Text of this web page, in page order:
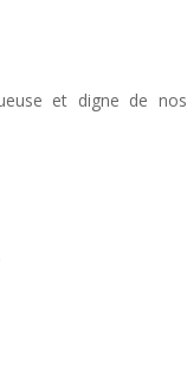
et digne de nos